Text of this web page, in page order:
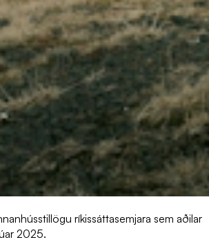
ríkissáttasemjara sem aðilar
2025.